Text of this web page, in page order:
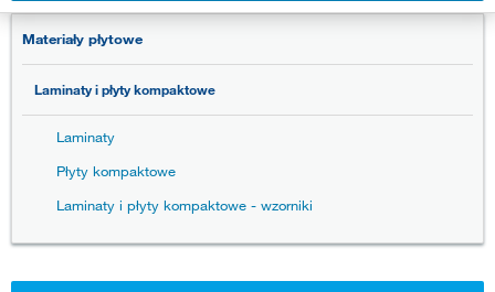
Materiały płytowe
Laminaty i płyty kompaktowe
Laminaty
Płyty kompaktowe
Laminaty i płyty kompaktowe - wzorniki